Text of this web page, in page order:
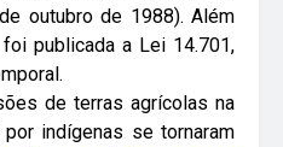
outubro de 1988). Além
publicada a Lei 14.701,
de terras agrícolas na
indígenas se tornaram